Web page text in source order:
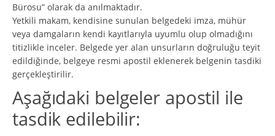
Bürosu” olarak da anılmaktadır.
Yetkili makam, kendisine sunulan belgedeki imza, mühür
veya damgaların kendi kayıtlarıyla uyumlu olup olmadığını
titizlikle inceler. Belgede yer alan unsurların doğruluğu teyit
edildiğinde, belgeye resmi apostil eklenerek belgenin tasdiki
gerçekleştirilir.
Aşağıdaki belgeler apostil ile
tasdik edilebilir: